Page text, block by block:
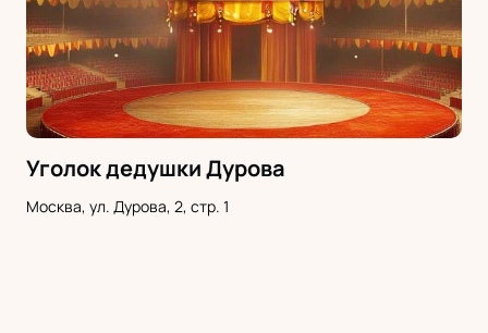
Уголок дедушки Дурова
Москва, ул. Дурова, 2, стр. 1